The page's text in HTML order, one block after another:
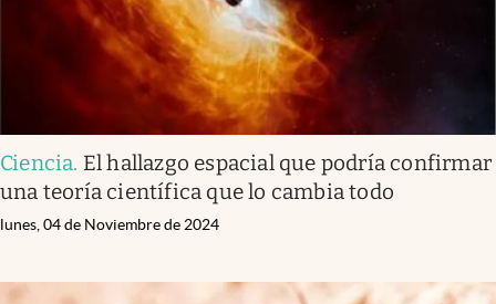
Ciencia. El hallazgo espacial que podría confirmar
una teoría científica que lo cambia todo
lunes, 04 de Noviembre de 2024